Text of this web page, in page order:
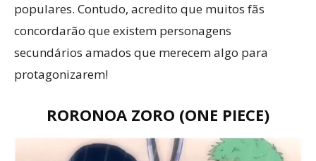
populares. Contudo, acredito que muitos fãs
concordarão que existem personagens
secundários amados que merecem algo para
protagonizarem!
RORONOA ZORO (ONE PIECE)